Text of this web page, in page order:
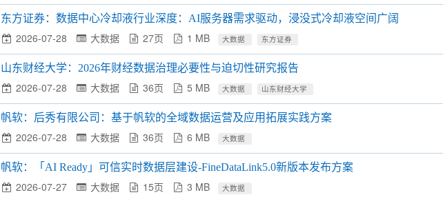
东方证券：数据中心冷却液行业深度：AI服务器需求驱动，浸没式冷却液空间广阔
2026-07-28 大数据 27页 1 MB 大数据 东方证券
山东财经大学：2026年财经数据治理必要性与迫切性研究报告
2026-07-28 大数据 36页 5 MB 大数据 山东财经大学
帆软：后秀有限公司：基于帆软的全域数据运营及应用拓展实践方案
2026-07-28 大数据 36页 6 MB 大数据
帆软：「AI Ready」可信实时数据层建设-FineDataLink5.0新版本发布方案
2026-07-27 大数据 15页 3 MB 大数据